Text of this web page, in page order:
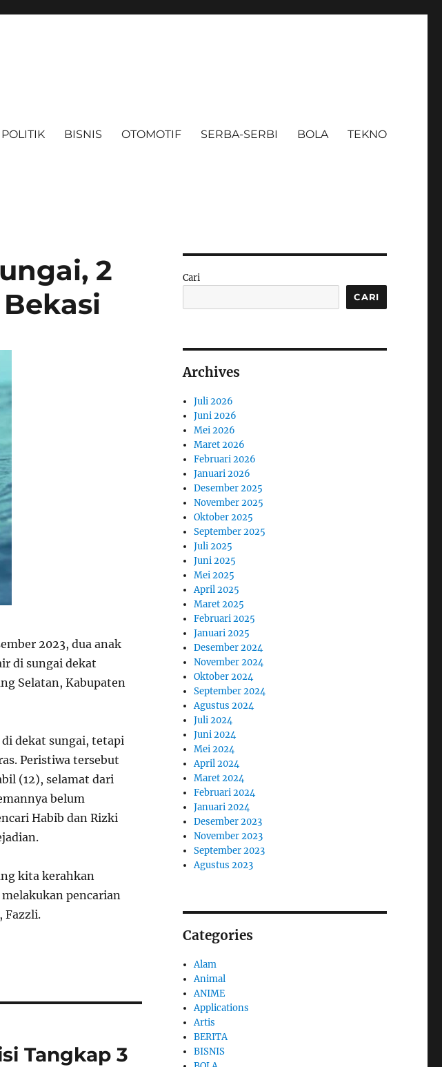
POLITIK BISNIS OTOMOTIF SERBA-SERBI BOLA TEKNO
2
2023, dua anak
di sungai dekat
Selatan, Kabupaten
dekat sungai, tetapi
Peristiwa tersebut
(12), selamat dari
belum
Habib dan Rizki
kita kerahkan
pencarian
Fazzli.
Tangkap 3
Cari
CARI
Archives
Juli 2026
Juni 2026
Mei 2026
Maret 2026
Februari 2026
Januari 2026
Desember 2025
November 2025
Oktober 2025
September 2025
Juli 2025
Juni 2025
Mei 2025
April 2025
Maret 2025
Februari 2025
Januari 2025
Desember 2024
November 2024
Oktober 2024
September 2024
Agustus 2024
Juli 2024
Juni 2024
Mei 2024
April 2024
Maret 2024
Februari 2024
Januari 2024
Desember 2023
November 2023
September 2023
Agustus 2023
Categories
Alam
Animal
ANIME
Applications
Artis
BERITA
BISNIS